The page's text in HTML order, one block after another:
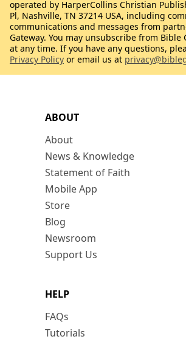
ABOUT
About
News & Knowledge
Statement of Faith
Mobile App
Store
Blog
Newsroom
Support Us
HELP
FAQs
Tutorials
operated by HarperCollins Christian
Pl, Nashville, TN 37214 USA, including
communications and messages from
Gateway. You may unsubscribe from Bible
at any time. If you have any questions,
Privacy Policy or email us at